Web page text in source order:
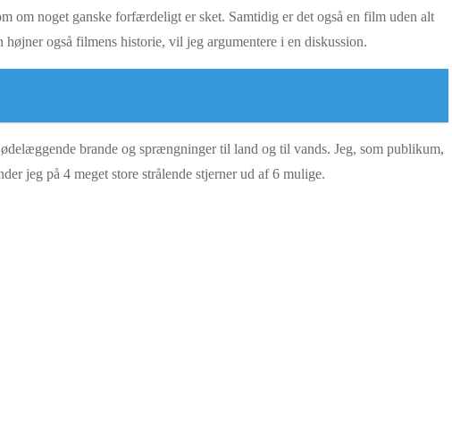
om noget ganske forfærdeligt er sket. Samtidig er det også en film uden alt
også filmens historie, vil jeg argumentere i en diskussion.
brande og sprængninger til land og til vands. Jeg, som publikum,
jeg på 4 meget store strålende stjerner ud af 6 mulige.